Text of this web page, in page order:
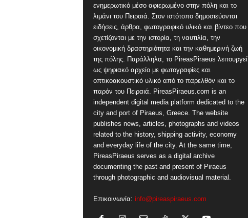
ενημερωτικό μέσο αφιερωμένο στην πόλη και το
λιμάνι του Πειραιά. Στον ιστότοπο δημοσιεύονται
ειδήσεις, άρθρα, φωτογραφικό υλικό και βίντεο που
σχετίζονται με την ιστορία, τη ναυτιλία, την
οικονομική δραστηριότητα και την καθημερινή ζωή
της πόλης. Παράλληλα, το PireasPiraeus λειτουργεί
ως ψηφιακό αρχείο με φωτογραφίες και
οπτικοακουστικό υλικό από το παρελθόν και το
παρόν του Πειραιά. PireasPiraeus.com is an
independent digital media platform dedicated to the
city and port of Piraeus, Greece. The website
publishes news, articles, photographs and videos
related to the history, shipping activity, economy
and everyday life of the city. At the same time,
PireasPiraeus serves as a digital archive
documenting the past and present of Piraeus
through photographic and audiovisual material.
Επικοινωνία: info@pireaspiraeus.com